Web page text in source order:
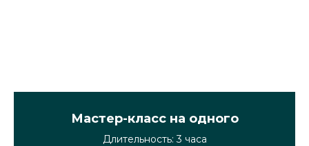
Мастер-класс на одного
Длительность: 3 часа